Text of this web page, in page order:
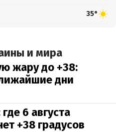
35°
и мира
жару до +38:
дни
6 августа
+38 градусов